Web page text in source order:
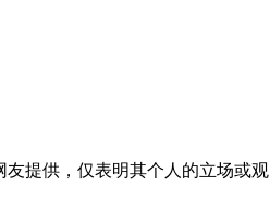
提供，仅表明其个人的立场或